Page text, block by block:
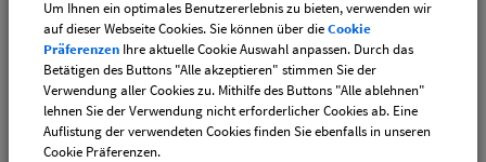
Downloads
Den gewählten Termin als VCS-Kalenderdatei
downloaden
Den gewählten Termin als iCal-Kalenderdatei
Um Ihnen ein optimales Benutzererlebnis zu bieten, verwenden wir
auf dieser Webseite Cookies. Sie können über dieCookie
Präferenzen Ihre aktuelle Cookie Auswahl anpassen. Durch das
Betätigen des Buttons "Alle akzeptieren" stimmen Sie der
Verwendung aller Cookies zu. Mithilfe des Buttons "Alle ablehnen"
lehnen Sie der Verwendung nicht erforderlicher Cookies ab. Eine
Auflistung der verwendeten Cookies finden Sie ebenfalls in unseren
Cookie Präferenzen.